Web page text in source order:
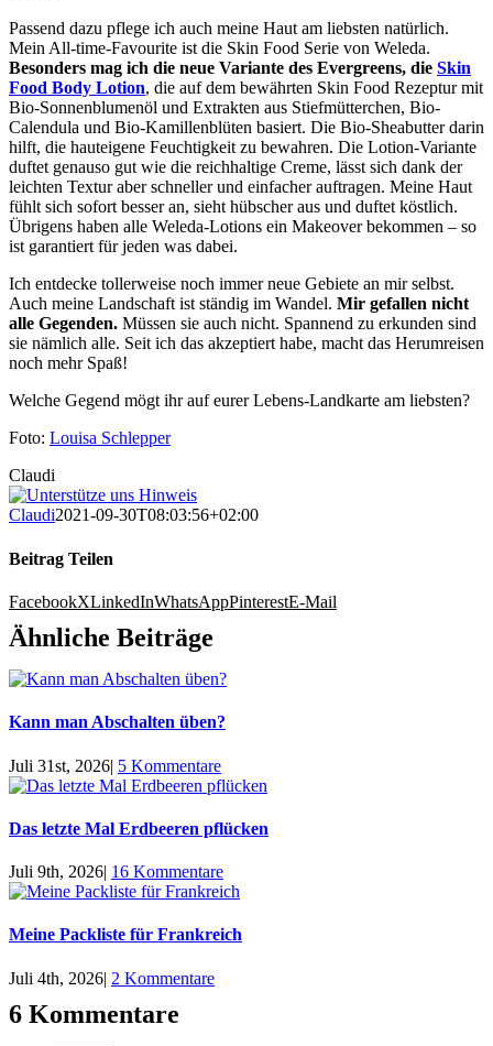
Passend dazu pflege ich auch meine Haut am liebsten natürlich.
Mein All-time-Favourite ist die Skin Food Serie von Weleda.
Besonders mag ich die neue Variante des Evergreens, die Skin
Food Body Lotion, die auf dem bewährten Skin Food Rezeptur mit
Bio-Sonnenblumenöl und Extrakten aus Stiefmütterchen, Bio-
Calendula und Bio-Kamillenblüten basiert. Die Bio-Sheabutter darin
hilft, die hauteigene Feuchtigkeit zu bewahren. Die Lotion-Variante
duftet genauso gut wie die reichhaltige Creme, lässt sich dank der
leichten Textur aber schneller und einfacher auftragen. Meine Haut
fühlt sich sofort besser an, sieht hübscher aus und duftet köstlich.
Übrigens haben alle Weleda-Lotions ein Makeover bekommen – so
ist garantiert für jeden was dabei.
Ich entdecke tollerweise noch immer neue Gebiete an mir selbst.
Auch meine Landschaft ist ständig im Wandel. Mir gefallen nicht
alle Gegenden. Müssen sie auch nicht. Spannend zu erkunden sind
sie nämlich alle. Seit ich das akzeptiert habe, macht das Herumreisen
noch mehr Spaß!
Welche Gegend mögt ihr auf eurer Lebens-Landkarte am liebsten?
Foto: Louisa Schlepper
Claudi
Claudi2021-09-30T08:03:56+02:00
Beitrag Teilen
FacebookXLinkedInWhatsAppPinterestE-Mail
Ähnliche Beiträge
Kann man Abschalten üben?
Juli 31st, 2026| 5 Kommentare
Das letzte Mal Erdbeeren pflücken
Juli 9th, 2026| 16 Kommentare
Meine Packliste für Frankreich
Juli 4th, 2026| 2 Kommentare
6 Kommentare